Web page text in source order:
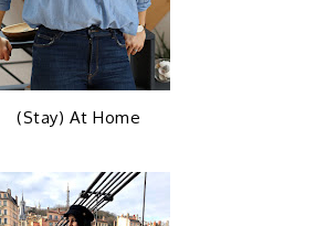
(Stay) At Home